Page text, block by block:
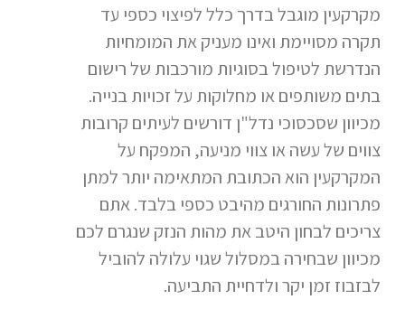
מקרקעין מוגבל בדרך כלל לפיצוי כספי עד
תקרה מסויימת ואינו מעניק את המומחיות
הנדרשת לטיפול בסוגיות מורכבות של רישום
בתים משותפים או מחלוקות על זכויות בנייה.
מכיוון שסכסוכי נדל"ן דורשים לעיתים קרובות
צווים של עשה או צווי מניעה, המפקח על
המקרקעין הוא הכתובת המתאימה יותר למתן
פתרונות החורגים מהיבט כספי בלבד. אתם
צריכים לבחון היטב את מהות הנזק שנגרם לכם
מכיוון שבחירה במסלול שגוי עלולה להוביל
לבזבוז זמן יקר ולדחיית התביעה.